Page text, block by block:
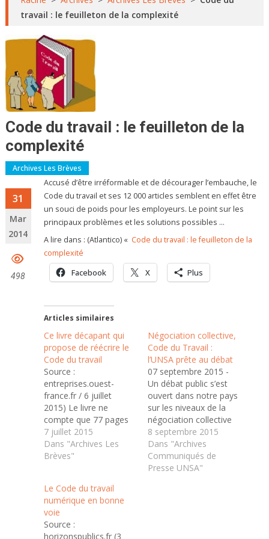
travail : le feuilleton de la complexité
Code du travail : le feuilleton de la
complexité
Archives Les Brèves
31
Mar
2014
498
Accusé d’être irréformable et de décourager l’embauche, le
Code du travail et ses 12 000 articles semblent en effet être
un souci de poids pour les employeurs. Le point sur les
principaux problèmes et les solutions possibles …
A lire dans : (Atlantico) « Code du travail : le feuilleton de la
complexité
Facebook X Plus
Articles similaires
Ce livre décapant qui
propose de réécrire le
Code du travail
Source :
entreprises.ouest-
france.fr / 6 juillet
2015) Le livre ne
compte que 77 pages
mais il fait parler de lui.
Parce qu'il aborde un
sujet politiquement
saluées par les plus
libéraux. Parce que l'un
de ses auteurs,
infatigable avocat de
7 juillet 2015
Dans "Archives Les
Brèves"
Négociation collective,
Code du Travail :
l’UNSA prête au débat
07 septembre 2015 -
Un débat public s’est
ouvert dans notre pays
sur les niveaux de la
négociation collective
et sur le Code du
travail. L’UNSA est
prête à s’y engager à
condition qu’il soit bien
8 septembre 2015
Dans "Archives
Communiqués de
Presse UNSA"
Le Code du travail
numérique en bonne
voie
Source :
horizonspublics.fr (3